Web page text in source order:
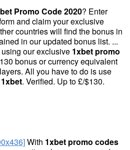
Promo Code2020? Enter
and claim your exclusive
countries will find the bonus in
in our updated bonus list. ...
our exclusive 1xbet promo
bonus or currency equivalent
All you have to do is use
1xbet. Verified. Up to £/$130.
With 1xbet promo codes